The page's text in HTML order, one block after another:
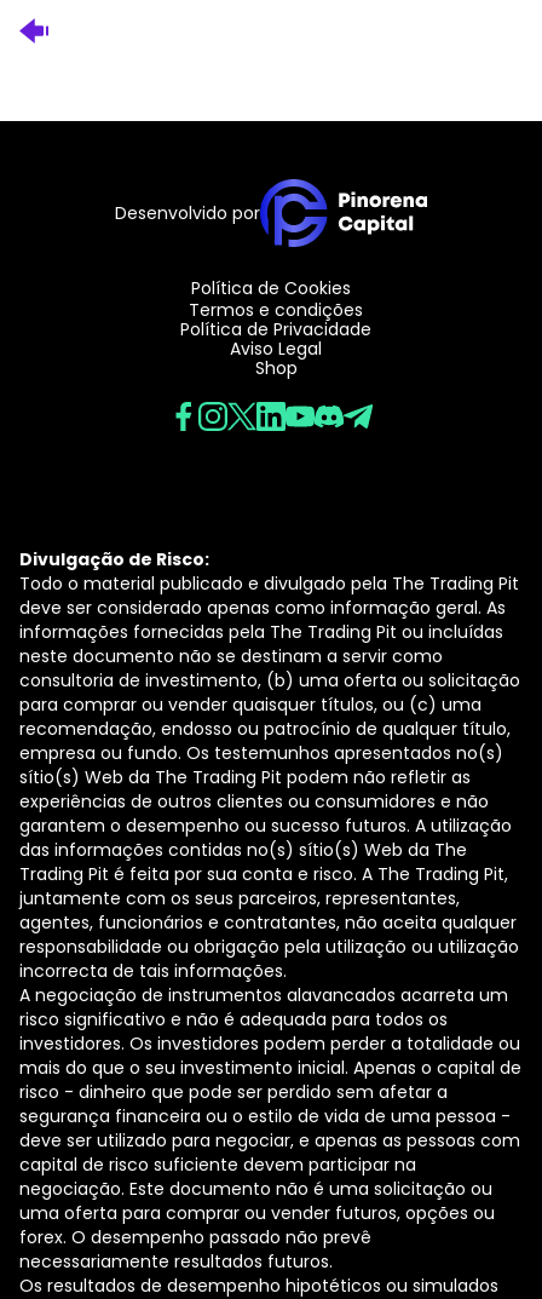
Desenvolvido por
Política de Cookies
Termos e condições
Política de Privacidade
Aviso Legal
Shop
Divulgação de Risco:
Todo o material publicado e divulgado pela The Trading Pit
deve ser considerado apenas como informação geral. As
informações fornecidas pela The Trading Pit ou incluídas
neste documento não se destinam a servir como
consultoria de investimento, (b) uma oferta ou solicitação
para comprar ou vender quaisquer títulos, ou (c) uma
recomendação, endosso ou patrocínio de qualquer título,
empresa ou fundo. Os testemunhos apresentados no(s)
sítio(s) Web da The Trading Pit podem não refletir as
experiências de outros clientes ou consumidores e não
garantem o desempenho ou sucesso futuros. A utilização
das informações contidas no(s) sítio(s) Web da The
Trading Pit é feita por sua conta e risco. A The Trading Pit,
juntamente com os seus parceiros, representantes,
agentes, funcionários e contratantes, não aceita qualquer
responsabilidade ou obrigação pela utilização ou utilização
incorrecta de tais informações.
A negociação de instrumentos alavancados acarreta um
risco significativo e não é adequada para todos os
investidores. Os investidores podem perder a totalidade ou
mais do que o seu investimento inicial. Apenas o capital de
risco - dinheiro que pode ser perdido sem afetar a
segurança financeira ou o estilo de vida de uma pessoa -
deve ser utilizado para negociar, e apenas as pessoas com
capital de risco suficiente devem participar na
negociação. Este documento não é uma solicitação ou
uma oferta para comprar ou vender futuros, opções ou
forex. O desempenho passado não prevê
necessariamente resultados futuros.
Os resultados de desempenho hipotéticos ou simulados